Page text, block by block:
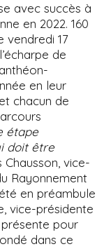
avec succès à
en 2022. 160
vendredi 17
de
en leur
chacun de
étape
doit être
vice-
Rayonnement
en préambule
vice-présidente
pour
dans ce